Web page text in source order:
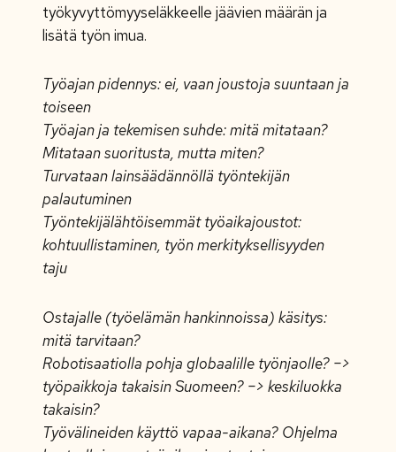
työkyvyttömyyseläkkeelle jäävien määrän ja
lisätä työn imua.
Työajan pidennys: ei, vaan joustoja suuntaan ja
toiseen
Työajan ja tekemisen suhde: mitä mitataan?
Mitataan suoritusta, mutta miten?
Turvataan lainsäädännöllä työntekijän
palautuminen
Työntekijälähtöisemmät työaikajoustot:
kohtuullistaminen, työn merkityksellisyyden
taju
Ostajalle (työelämän hankinnoissa) käsitys:
mitä tarvitaan?
Robotisaatiolla pohja globaalille työnjaolle? –>
työpaikkoja takaisin Suomeen? –> keskiluokka
takaisin?
Työvälineiden käyttö vapaa-aikana? Ohjelma